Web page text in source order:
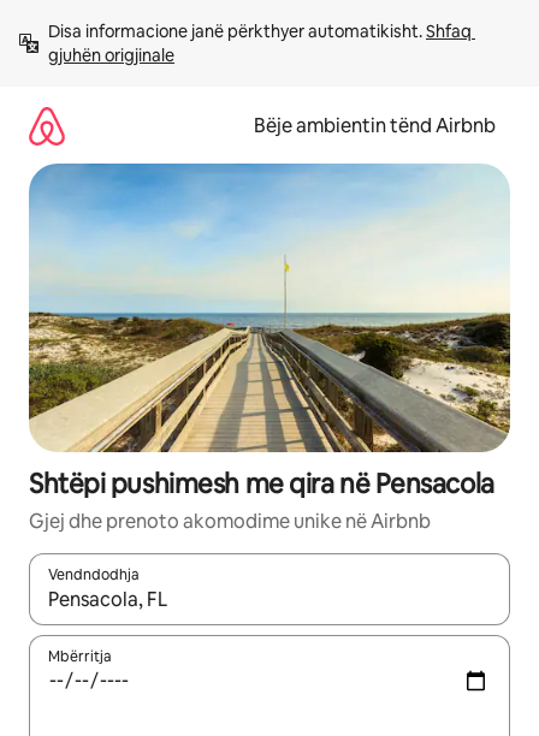
përmbajtja
Disa informacione janë përkthyer automatikisht. Shfaq
gjuhën origjinale
Bëje ambientin tënd Airbnb
Shtëpi pushimesh me qira në Pensacola
Gjej dhe prenoto akomodime unike në Airbnb
Vendndodhja
Kur rezultatet të jenë të disponueshme, lëviz me butonat e
Mbërritja